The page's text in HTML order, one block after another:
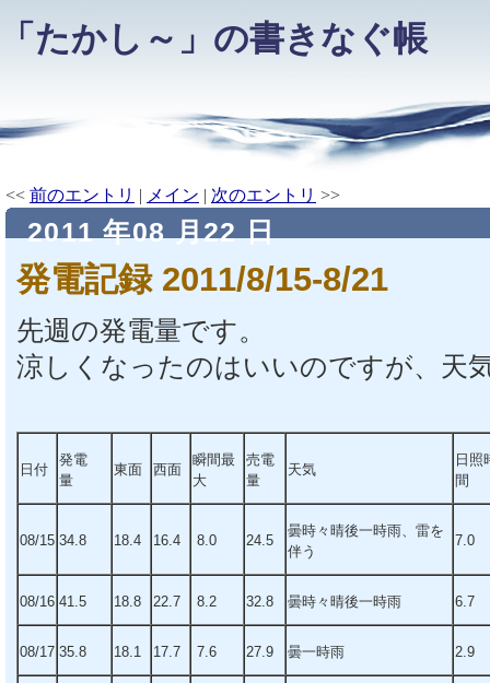
「たかし～」の書きなぐ帳
<< 前のエントリ | メイン | 次のエントリ >>
2011 年08 月22 日
発電記録 2011/8/15-8/21
先週の発電量です。
涼しくなったのはいいのですが、天
日付
発電
量
東面 西面
瞬間最
大
売電
量
天気
日照
間
08/15 34.8 18.4 16.4 8.0 24.5
曇時々晴後一時雨、雷を
伴う
7.0
08/16 41.5 18.8 22.7 8.2 32.8 曇時々晴後一時雨 6.7
08/17 35.8 18.1 17.7 7.6 27.9 曇一時雨 2.9